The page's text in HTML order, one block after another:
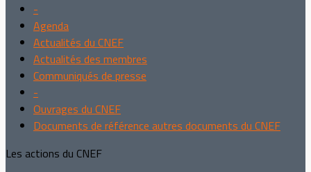
-
Agenda
Actualités du CNEF
Actualités des membres
Communiqués de presse
-
Ouvrages du CNEF
Documents de référence autres documents du CNEF
Les actions du CNEF